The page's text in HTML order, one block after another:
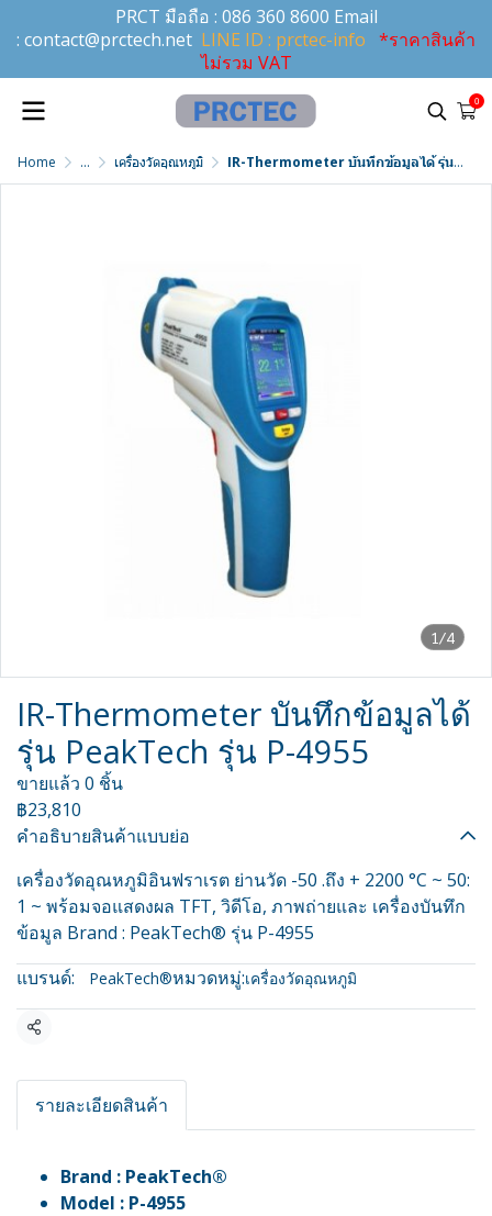
PRCT มือถือ : 086 360 8600 Email
: contact@prctech.net LINE ID : prctec-info *ราคาสินค้า
ไม่รวม VAT
0
Home ... เครื่องวัดอุณหภูมิ IR-Thermometer บันทึกข้อมูลได้ รุ่น PeakTech รุ่น P-4955
1/4
IR-Thermometer บันทึกข้อมูลได้
รุ่น PeakTech รุ่น P-4955
ขายแล้ว 0 ชิ้น
฿23,810
คำอธิบายสินค้าแบบย่อ
เครื่องวัดอุณหภูมิอินฟราเรต ย่านวัด -50 .ถึง + 2200 °C ~ 50:
1 ~ พร้อมจอแสดงผล TFT, วิดีโอ, ภาพถ่ายและ เครื่องบันทึก
ข้อมูล Brand : PeakTech® รุ่น P-4955
แบรนด์:
PeakTech®หมวดหมู่:เครื่องวัดอุณหภูมิ
แชร์
รายละเอียดสินค้า
Brand : PeakTech®
Model : P-4955